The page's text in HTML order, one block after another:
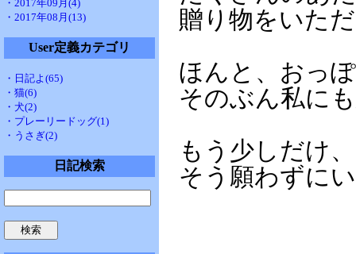
・2017年09月(4)
・2017年08月(13)
User定義カテゴリ
・日記よ(65)
・猫(6)
・犬(2)
・プレーリードッグ(1)
・うさぎ(2)
日記検索
贈り物をいた
ほんと、おっ
そのぶん私に
もう少しだけ
そう願わずに